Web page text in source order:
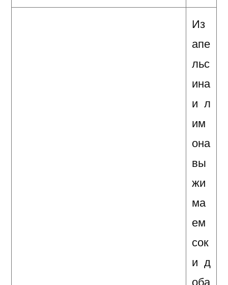
Из
апе
льс
ина
и л
им
она
вы
жи
ма
ем
сок
и д
оба